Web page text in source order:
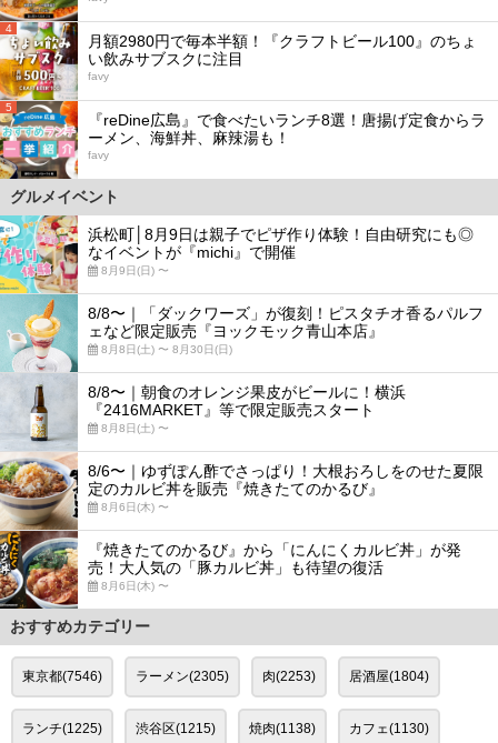
4
月額2980円で毎本半額！『クラフトビール100』のちょ
い飲みサブスクに注目
favy
5
『reDine広島』で食べたいランチ8選！唐揚げ定食からラ
ーメン、海鮮丼、麻辣湯も！
favy
グルメイベント
浜松町│8月9日は親子でピザ作り体験！自由研究にも◎
なイベントが『michi』で開催
8月9日(日) 〜
8/8〜｜「ダックワーズ」が復刻！ピスタチオ香るパルフ
ェなど限定販売『ヨックモック青山本店』
8月8日(土) 〜 8月30日(日)
8/8〜｜朝食のオレンジ果皮がビールに！横浜
『2416MARKET』等で限定販売スタート
8月8日(土) 〜
8/6〜｜ゆずぽん酢でさっぱり！大根おろしをのせた夏限
定のカルビ丼を販売『焼きたてのかるび』
8月6日(木) 〜
『焼きたてのかるび』から「にんにくカルビ丼」が発
売！大人気の「豚カルビ丼」も待望の復活
8月6日(木) 〜
おすすめカテゴリー
東京都(7546) ラーメン(2305) 肉(2253) 居酒屋(1804)
ランチ(1225) 渋谷区(1215) 焼肉(1138) カフェ(1130)